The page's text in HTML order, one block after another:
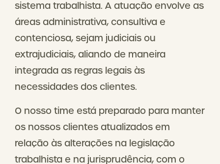
sistema trabalhista. A atuação envolve as
áreas administrativa, consultiva e
contenciosa, sejam judiciais ou
extrajudiciais, aliando de maneira
integrada as regras legais às
necessidades dos clientes.
O nosso time está preparado para manter
os nossos clientes atualizados em
relação às alterações na legislação
trabalhista e na jurisprudência, com o